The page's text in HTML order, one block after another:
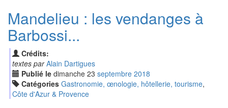
Mandelieu : les vendanges à
Barbossi...
Crédits:
textes par Alain Dartigues
Publié le dimanche 23 septembre 2018
Catégories Gastronomie, œnologie, hôtellerie, tourisme,
Côte d'Azur & Provence